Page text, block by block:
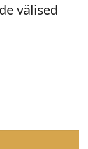
välised
kogus